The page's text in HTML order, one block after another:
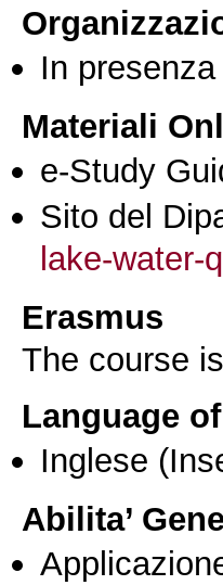
In presenza
Materiali
e-Study
Sito del
lake-water-
Erasmus
The course
Language
Inglese
Abilita’